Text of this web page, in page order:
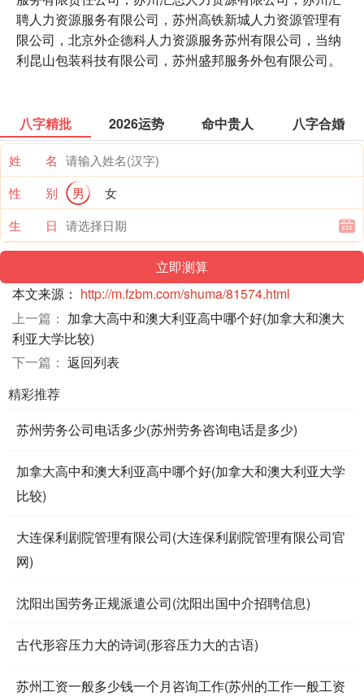
聘人力资源服务有限公司，苏州高铁新城人力资源管理有
限公司，北京外企德科人力资源服务苏州有限公司，当纳
利昆山包装科技有限公司，苏州盛邦服务外包有限公司。
八字精批 2026运势 命中贵人 八字合婚
姓 名
性 别
男
女
生 日
本文来源： http://m.fzbm.com/shuma/81574.html
上一篇： 加拿大高中和澳大利亚高中哪个好(加拿大和澳大
利亚大学比较)
下一篇： 返回列表
精彩推荐
苏州劳务公司电话多少(苏州劳务咨询电话是多少)
加拿大高中和澳大利亚高中哪个好(加拿大和澳大利亚大学
比较)
大连保利剧院管理有限公司(大连保利剧院管理有限公司官
网)
沈阳出国劳务正规派遣公司(沈阳出国中介招聘信息)
古代形容压力大的诗词(形容压力大的古语)
苏州工资一般多少钱一个月咨询工作(苏州的工作一般工资